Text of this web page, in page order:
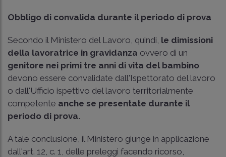
Obbligo di convalida durante il periodo di prova
Secondo il Ministero del Lavoro, quindi, le dimissioni
della lavoratrice in gravidanza ovvero di un
genitore nei primi tre anni di vita del bambino
devono essere convalidate dall'Ispettorato del lavoro
o dall'Ufficio ispettivo del lavoro territorialmente
competente anche se presentate durante il
periodo di prova.
A tale conclusione, il Ministero giunge in applicazione
dall'art. 12, c. 1, delle preleggi facendo ricorso,